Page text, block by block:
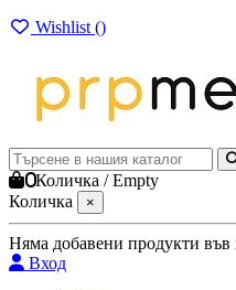
Wishlist ()
0Количка /Empty
Количка
×
Няма добавени продукти във
Вход